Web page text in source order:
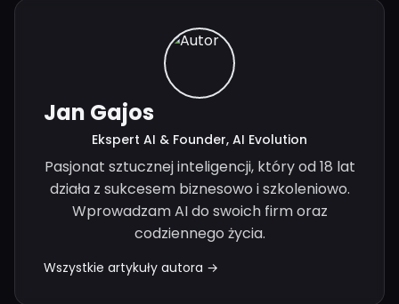
Jan Gajos
Ekspert AI & Founder, AI Evolution
Pasjonat sztucznej inteligencji, który od 18 lat
działa z sukcesem biznesowo i szkoleniowo.
Wprowadzam AI do swoich firm oraz
codziennego życia.
Wszystkie artykuły autora →